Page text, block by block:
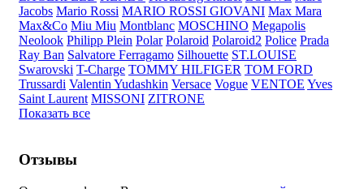
Jacobs Mario Rossi MARIO ROSSI GIOVANI Max Mara
Max&Co Miu Miu Montblanc MOSCHINO Megapolis
Neolook Philipp Plein Polar Polaroid Polaroid2 Police Prada
Ray Ban Salvatore Ferragamo Silhouette ST.LOUISE
Swarovski T-Charge TOMMY HILFIGER TOM FORD
Trussardi Valentin Yudashkin Versace Vogue VENTOE Yves
Saint Laurent MISSONI ZITRONE
Показать все
Отзывы